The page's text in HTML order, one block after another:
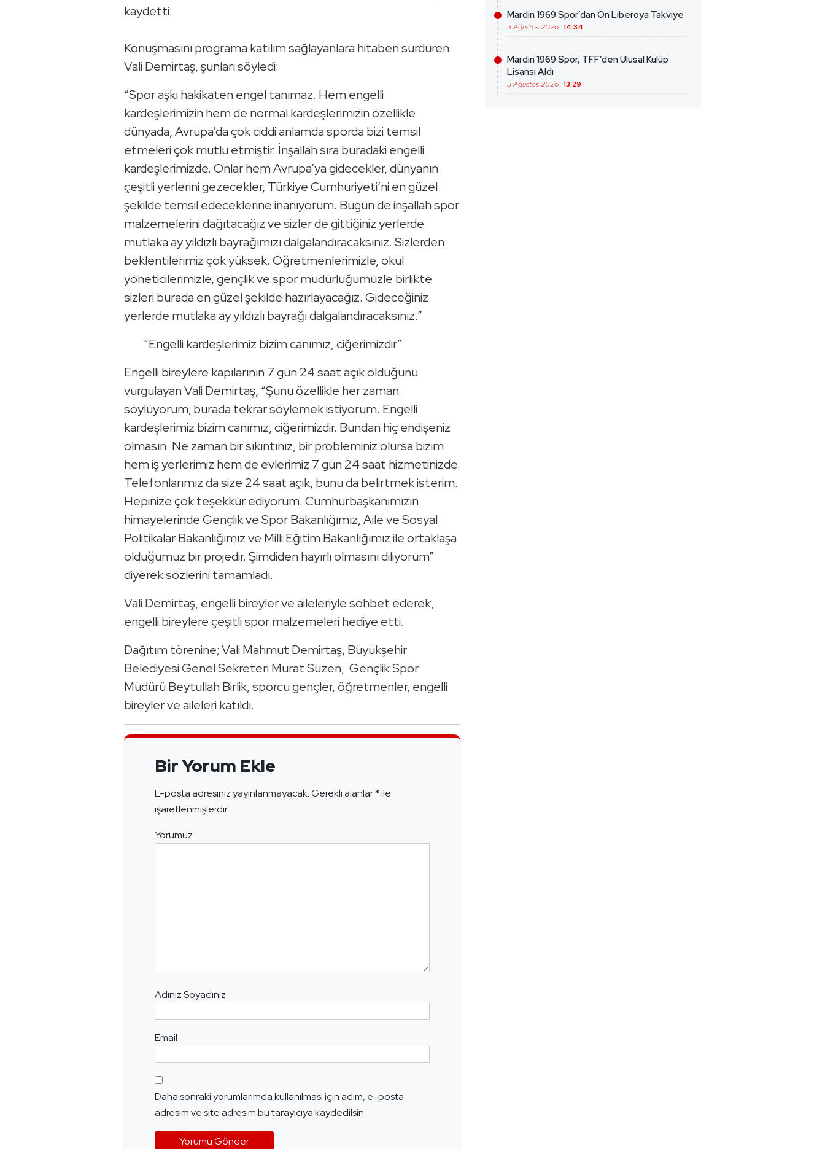
kaydetti.
Konuşmasını programa katılım sağlayanlara hitaben sürdüren
Vali Demirtaş, şunları söyledi:
“Spor aşkı hakikaten engel tanımaz. Hem engelli
kardeşlerimizin hem de normal kardeşlerimizin özellikle
dünyada, Avrupa’da çok ciddi anlamda sporda bizi temsil
etmeleri çok mutlu etmiştir. İnşallah sıra buradaki engelli
kardeşlerimizde. Onlar hem Avrupa’ya gidecekler, dünyanın
çeşitli yerlerini gezecekler, Türkiye Cumhuriyeti’ni en güzel
şekilde temsil edeceklerine inanıyorum. Bugün de inşallah spor
malzemelerini dağıtacağız ve sizler de gittiğiniz yerlerde
mutlaka ay yıldızlı bayrağımızı dalgalandıracaksınız. Sizlerden
beklentilerimiz çok yüksek. Öğretmenlerimizle, okul
yöneticilerimizle, gençlik ve spor müdürlüğümüzle birlikte
sizleri burada en güzel şekilde hazırlayacağız. Gideceğiniz
yerlerde mutlaka ay yıldızlı bayrağı dalgalandıracaksınız.”
“Engelli kardeşlerimiz bizim canımız, ciğerimizdir”
Engelli bireylere kapılarının 7 gün 24 saat açık olduğunu
vurgulayan Vali Demirtaş, “Şunu özellikle her zaman
söylüyorum; burada tekrar söylemek istiyorum. Engelli
kardeşlerimiz bizim canımız, ciğerimizdir. Bundan hiç endişeniz
olmasın. Ne zaman bir sıkıntınız, bir probleminiz olursa bizim
hem iş yerlerimiz hem de evlerimiz 7 gün 24 saat hizmetinizde.
Telefonlarımız da size 24 saat açık, bunu da belirtmek isterim.
Hepinize çok teşekkür ediyorum. Cumhurbaşkanımızın
himayelerinde Gençlik ve Spor Bakanlığımız, Aile ve Sosyal
Politikalar Bakanlığımız ve Milli Eğitim Bakanlığımız ile ortaklaşa
olduğumuz bir projedir. Şimdiden hayırlı olmasını diliyorum”
diyerek sözlerini tamamladı.
Vali Demirtaş, engelli bireyler ve aileleriyle sohbet ederek,
engelli bireylere çeşitli spor malzemeleri hediye etti.
Dağıtım törenine; Vali Mahmut Demirtaş, Büyükşehir
Belediyesi Genel Sekreteri Murat Süzen, Gençlik Spor
Müdürü Beytullah Birlik, sporcu gençler, öğretmenler, engelli
bireyler ve aileleri katıldı.
Bir Yorum Ekle
E-posta adresiniz yayınlanmayacak.Gerekli alanlar*ile
işaretlenmişlerdir
Yorumuz
Adınız Soyadınız
Email
Daha sonraki yorumlarımda kullanılması için adım, e-posta
adresim ve site adresim bu tarayıcıya kaydedilsin.
Mardin 1969 Spor’dan Ön Liberoya Takviye
3 Ağustos 2026 14:34
Mardin 1969 Spor, TFF’den Ulusal Kulüp
Lisansı Aldı
3 Ağustos 2026 13:29